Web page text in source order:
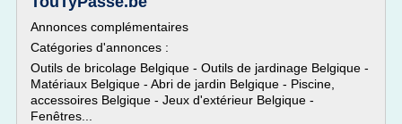
Annonces complémentaires
Catégories d'annonces :
Outils de bricolage Belgique - Outils de jardinage Belgique -
Matériaux Belgique - Abri de jardin Belgique - Piscine,
accessoires Belgique - Jeux d'extérieur Belgique -
Fenêtres...